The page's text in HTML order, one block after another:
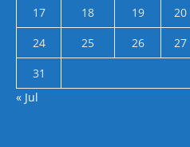
17
18 19 20
24
25 26 27
31
« Jul